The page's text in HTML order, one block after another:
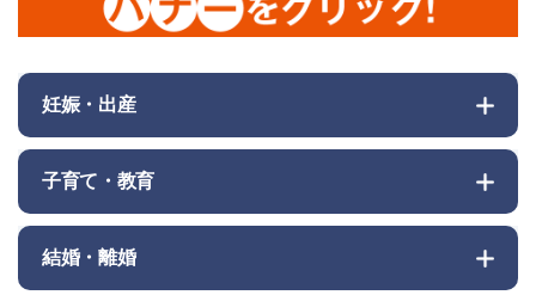
妊娠・出産
子育て・教育
結婚・離婚